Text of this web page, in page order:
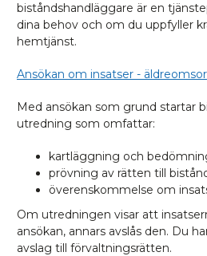
biståndshandläggare är en
dina behov och om du uppfyller
hemtjänst.
Ansökan om insatser -
Med ansökan som grund startar
utredning som omfattar:
kartläggning och
prövning av rätten till
överenskommelse om
Om utredningen visar att
ansökan, annars avslås den. Du
avslag till förvaltningsrätten.